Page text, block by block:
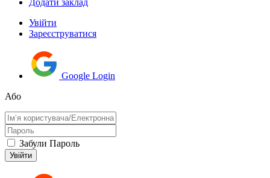
Додати заклад
Увійти
Зареєструватися
Google Login
Або
Забули Пароль